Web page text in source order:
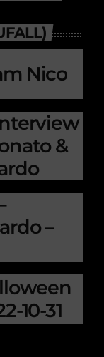
Nico
&
–
10-31